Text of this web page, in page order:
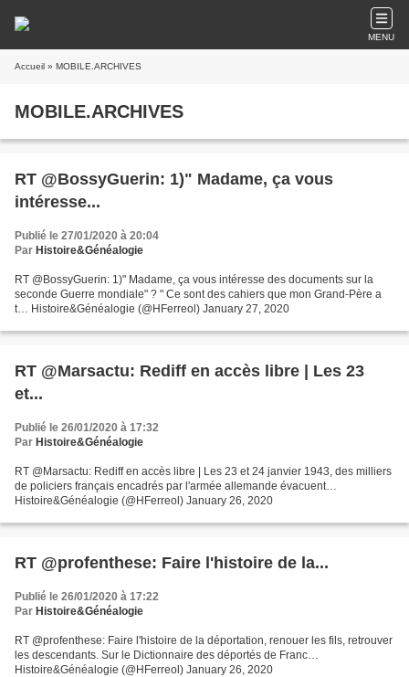
MENU
Accueil » MOBILE.ARCHIVES
MOBILE.ARCHIVES
RT @BossyGuerin: 1)" Madame, ça vous
intéresse...
Publié le 27/01/2020 à 20:04
Par Histoire&Généalogie
RT @BossyGuerin: 1)" Madame, ça vous intéresse des documents sur la
seconde Guerre mondiale" ? " Ce sont des cahiers que mon Grand-Père a
t… Histoire&Généalogie (@HFerreol) January 27, 2020
RT @Marsactu: Rediff en accès libre | Les 23
et...
Publié le 26/01/2020 à 17:32
Par Histoire&Généalogie
RT @Marsactu: Rediff en accès libre | Les 23 et 24 janvier 1943, des milliers
de policiers français encadrés par l'armée allemande évacuent…
Histoire&Généalogie (@HFerreol) January 26, 2020
RT @profenthese: Faire l'histoire de la...
Publié le 26/01/2020 à 17:22
Par Histoire&Généalogie
RT @profenthese: Faire l'histoire de la déportation, renouer les fils, retrouver
les descendants. Sur le Dictionnaire des déportés de Franc…
Histoire&Généalogie (@HFerreol) January 26, 2020